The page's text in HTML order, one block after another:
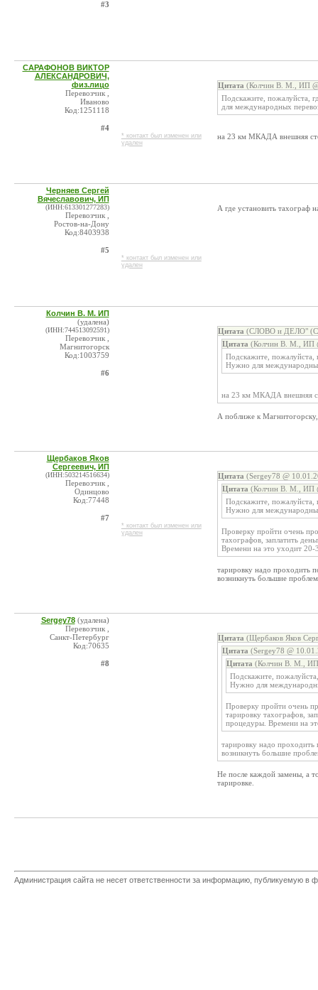
#3
САРАФОНОВ ВИКТОР
АЛЕКСАНДРОВИЧ,
физ.лицо
Перевозчик ,
Иваново
Код:1251118
#4
* контакт был изменен или
удален
Цитата (Колчин В. М., ИП
Подскажите, пожалуйста,
для международных
на 23 км МКАДА внешняя
Черняев Сергей
Вячеславович, ИП
(ИНН:613301277283)
Перевозчик ,
Ростов-на-Дону
Код:8403938
#5
* контакт был изменен или
удален
А где установить тахограф
Колчин В. М. ИП
(удалена)
(ИНН:744513092591)
Перевозчик ,
Магнитогорск
Код:1003759
#6
Цитата (СЛОВО и ДЕЛО"
Цитата (Колчин В. М., ИП
Подскажите, пожалуйста,
Нужно для
на 23 км МКАДА внешняя
А поближе к
Щербаков Яков
Сергеевич, ИП
(ИНН:503214516634)
Перевозчик ,
Одинцово
Код:77448
#7
* контакт был изменен или
удален
Цитата (Sergey78 @
Цитата (Колчин В. М., ИП
Подскажите, пожалуйста,
Нужно для
Проверку пройти очень
тахографов, заплатить
Времени на это уходит 20-
тарировку надо проходить
возникнуть большие
Sergey78 (удалена)
Перевозчик ,
Санкт-Петербург
Код:70635
#8
Цитата (Щербаков Яков
Цитата (Sergey78 @
Цитата (Колчин В. М., ИП
Подскажите,
Нужно для
Проверку пройти очень
тарировку тахографов,
процедуры. Времени на
тарировку надо
возникнуть большие
Не после каждой замены, а
тарировке.
Администрация сайта не несет ответственности за информацию, публикуемую